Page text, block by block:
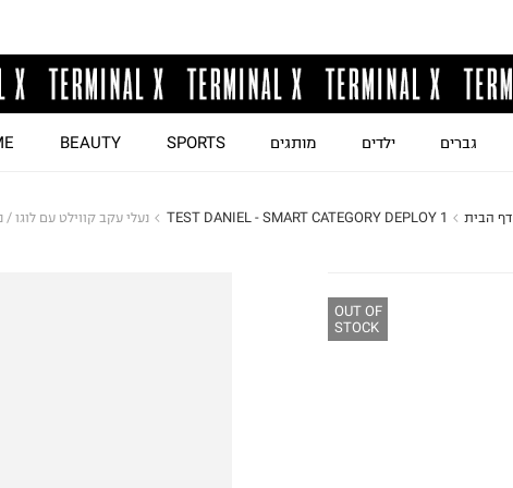
גברים ילדים מותגים SPORTS
BEAUTY
דף הבית TEST DANIEL - SMART CATEGORY DEPLOY 1 נעלי עקב קווילט עם לוגו /
OUT OF
STOCK